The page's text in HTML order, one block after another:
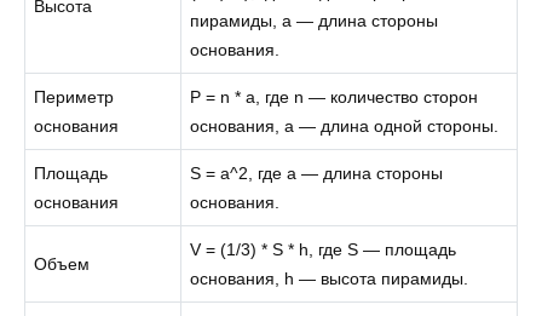
Высота
пирамиды, a — длина стороны
основания.
Периметр
основания
P = n * a, где n — количество сторон
основания, a — длина одной стороны.
Площадь
основания
S = a^2, где a — длина стороны
основания.
Объем
V = (1/3) * S * h, где S — площадь
основания, h — высота пирамиды.